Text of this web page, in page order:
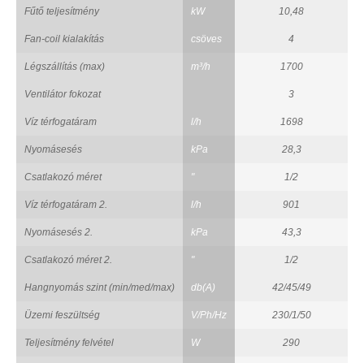
Fűtő teljesítmény kW 10,48
Fan-coil kialakítás csöves 4
Légszállítás (max) m³/h 1700
Ventilátor fokozat 3
Víz térfogatáram l/h 1698
Nyomásesés kPa 28,3
Csatlakozó méret " 1/2
Víz térfogatáram 2. l/h 901
Nyomásesés 2. kPa 43,3
Csatlakozó méret 2. " 1/2
Hangnyomás szint (min/med/max) db(A) 42/45/49
Üzemi feszültség V/Ph/Hz 230/1/50
Teljesítmény felvétel W 290